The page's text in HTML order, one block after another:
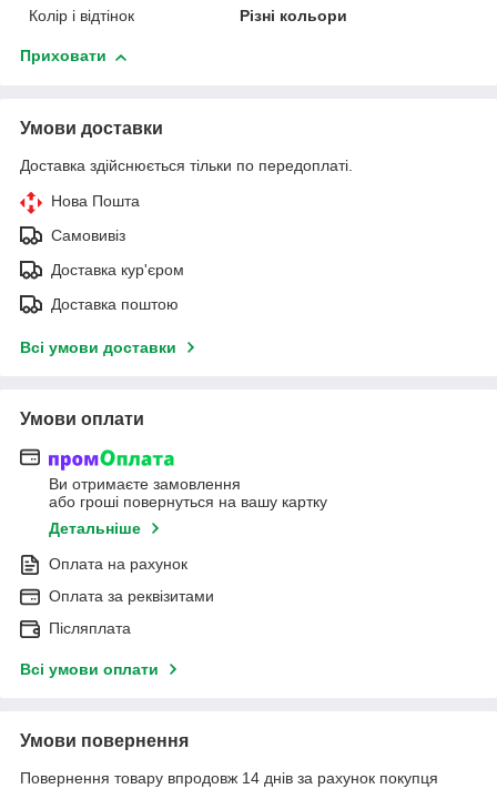
Колір і відтінок
Різні кольори
Приховати
Умови доставки
Доставка здійснюється тільки по передоплаті.
Нова Пошта
Самовивіз
Доставка кур'єром
Доставка поштою
Всі умови доставки
Умови оплати
Ви отримаєте замовлення
або гроші повернуться на вашу картку
Детальніше
Оплата на рахунок
Оплата за реквізитами
Післяплата
Всі умови оплати
Умови повернення
Повернення товару впродовж 14 днів за рахунок покупця